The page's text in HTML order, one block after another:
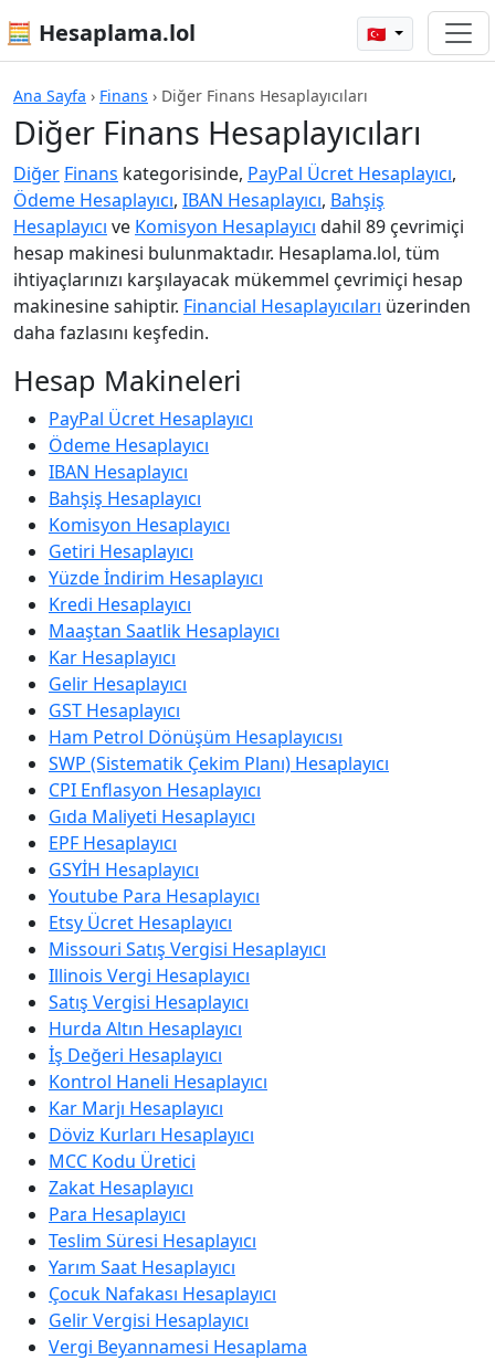
🧮 Hesaplama.lol 🇹🇷
Ana Sayfa › Finans › Diğer Finans Hesaplayıcıları
Diğer Finans Hesaplayıcıları
Diğer Finans kategorisinde, PayPal Ücret Hesaplayıcı,
Ödeme Hesaplayıcı, IBAN Hesaplayıcı, Bahşiş
Hesaplayıcı ve Komisyon Hesaplayıcı dahil 89 çevrimiçi
hesap makinesi bulunmaktadır. Hesaplama.lol, tüm
ihtiyaçlarınızı karşılayacak mükemmel çevrimiçi hesap
makinesine sahiptir. Financial Hesaplayıcıları üzerinden
daha fazlasını keşfedin.
Hesap Makineleri
PayPal Ücret Hesaplayıcı
Ödeme Hesaplayıcı
IBAN Hesaplayıcı
Bahşiş Hesaplayıcı
Komisyon Hesaplayıcı
Getiri Hesaplayıcı
Yüzde İndirim Hesaplayıcı
Kredi Hesaplayıcı
Maaştan Saatlik Hesaplayıcı
Kar Hesaplayıcı
Gelir Hesaplayıcı
GST Hesaplayıcı
Ham Petrol Dönüşüm Hesaplayıcısı
SWP (Sistematik Çekim Planı) Hesaplayıcı
CPI Enflasyon Hesaplayıcı
Gıda Maliyeti Hesaplayıcı
EPF Hesaplayıcı
GSYİH Hesaplayıcı
Youtube Para Hesaplayıcı
Etsy Ücret Hesaplayıcı
Missouri Satış Vergisi Hesaplayıcı
Illinois Vergi Hesaplayıcı
Satış Vergisi Hesaplayıcı
Hurda Altın Hesaplayıcı
İş Değeri Hesaplayıcı
Kontrol Haneli Hesaplayıcı
Kar Marjı Hesaplayıcı
Döviz Kurları Hesaplayıcı
MCC Kodu Üretici
Zakat Hesaplayıcı
Para Hesaplayıcı
Teslim Süresi Hesaplayıcı
Yarım Saat Hesaplayıcı
Çocuk Nafakası Hesaplayıcı
Gelir Vergisi Hesaplayıcı
Vergi Beyannamesi Hesaplama